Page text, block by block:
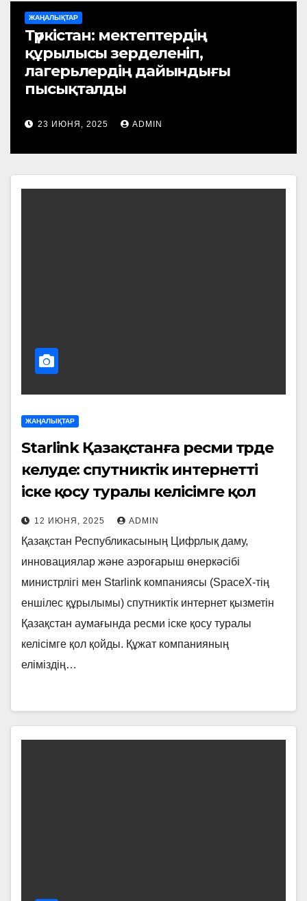
ЖАҢАЛЫҚТАР
Түркістан: мектептердің
құрылысы зерделеніп,
лагерьлердің дайындығы
пысықталды
23 ИЮНЯ, 2025 ADMIN
ЖАҢАЛЫҚТАР
Starlink Қазақстанға ресми түрде
келуде: спутниктік интернетті
іске қосу туралы келісімге қол
қойылды
12 ИЮНЯ, 2025 ADMIN
Қазақстан Республикасының Цифрлық даму,
инновациялар және аэроғарыш өнеркәсібі
министрлігі мен Starlink компаниясы (SpaceX-тің
еншілес құрылымы) спутниктік интернет қызметін
Қазақстан аумағында ресми іске қосу туралы
келісімге қол қойды. Құжат компанияның
еліміздің…